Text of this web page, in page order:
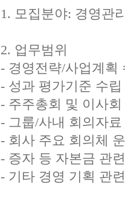
1. 모집분야: 경영관
2. 업무범위
- 경영전략/사업계획
- 성과 평가기준 수
- 주주총회 및 이사
- 그룹/사내 회의자
- 회사 주요 회의체
- 증자 등 자본금 관
- 기타 경영 기획 관